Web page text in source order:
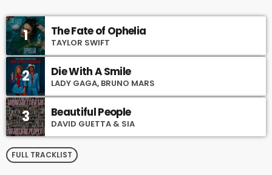
1 The Fate of Ophelia
TAYLOR SWIFT
2 Die With A Smile
LADY GAGA, BRUNO MARS
3 Beautiful People
DAVID GUETTA & SIA
FULL TRACKLIST